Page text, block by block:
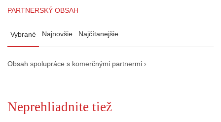
PARTNERSKÝ OBSAH
Vybrané Najnovšie Najčítanejšie
Obsah spolupráce s komerčnými partnermi ›
Neprehliadnite tiež